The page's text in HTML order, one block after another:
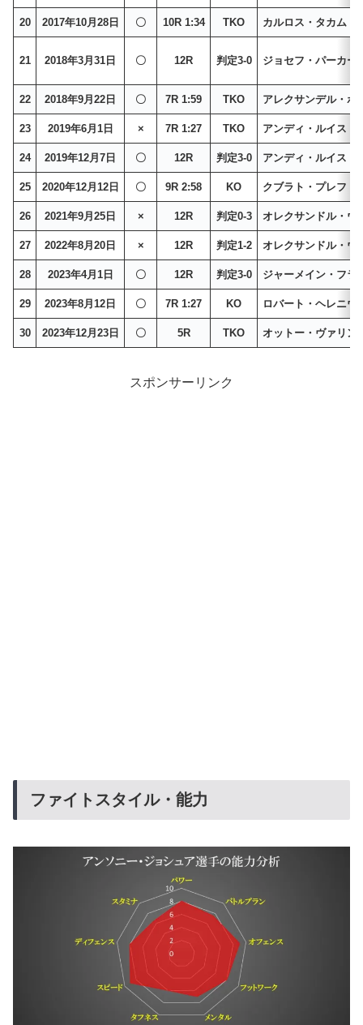
20 2017年10月28日 〇 10R 1:34 TKO カルロス・タカム
21 2018年3月31日 〇 12R 判定3-0 ジョセフ・パーカー
22 2018年9月22日 〇 7R 1:59 TKO アレクサンデル・ポ
23 2019年6月1日 × 7R 1:27 TKO アンディ・ルイス・
24 2019年12月7日 〇 12R 判定3-0 アンディ・ルイス・
25 2020年12月12日 〇 9R 2:58 KO クブラト・プレフ
26 2021年9月25日 × 12R 判定0-3 オレクサンドル・ウ
27 2022年8月20日 × 12R 判定1-2 オレクサンドル・ウ
28 2023年4月1日 〇 12R 判定3-0 ジャーメイン・フラ
29 2023年8月12日 〇 7R 1:27 KO ロバート・ヘレニウ
30 2023年12月23日 〇 5R TKO オットー・ヴァリン
スポンサーリンク
ファイトスタイル・能力